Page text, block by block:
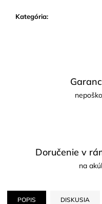
Kategória:
Doručenie v
na
POPIS DISKUSIA